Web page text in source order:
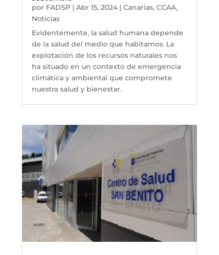
por FADSP| Abr 15, 2024| Canarias, CCAA,
Noticias
Evidentemente, la salud humana depende
de la salud del medio que habitamos. La
explotación de los recursos naturales nos
ha situado en un contexto de emergencia
climática y ambiental que compromete
nuestra salud y bienestar.